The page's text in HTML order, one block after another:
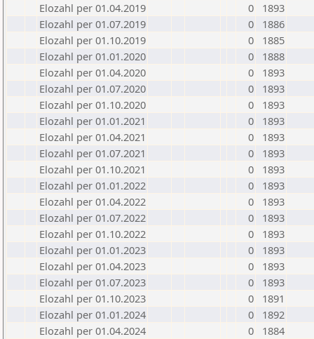
Elozahl per 01.04.2019
0
1893
Elozahl per 01.07.2019
0
1886
Elozahl per 01.10.2019
0
1885
Elozahl per 01.01.2020
0
1888
Elozahl per 01.04.2020
0
1893
Elozahl per 01.07.2020
0
1893
Elozahl per 01.10.2020
0
1893
Elozahl per 01.01.2021
0
1893
Elozahl per 01.04.2021
0
1893
Elozahl per 01.07.2021
0
1893
Elozahl per 01.10.2021
0
1893
Elozahl per 01.01.2022
0
1893
Elozahl per 01.04.2022
0
1893
Elozahl per 01.07.2022
0
1893
Elozahl per 01.10.2022
0
1893
Elozahl per 01.01.2023
0
1893
Elozahl per 01.04.2023
0
1893
Elozahl per 01.07.2023
0
1893
Elozahl per 01.10.2023
0
1891
Elozahl per 01.01.2024
0
1892
Elozahl per 01.04.2024
0
1884